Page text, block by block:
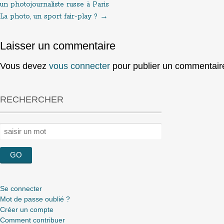
navigation
un photojournaliste russe à Paris
La photo, un sport fair-play ? →
Laisser un commentaire
Vous devez vous connecter pour publier un
RECHERCHER
Rechercher :
Se connecter
Mot de passe oublié ?
Créer un compte
Comment contribuer